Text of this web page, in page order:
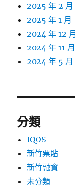
2025 年 2 月
2025 年 1 月
2024 年 12 月
2024 年 11 月
2024 年 5 月
分類
IQOS
新竹票貼
新竹融資
未分類